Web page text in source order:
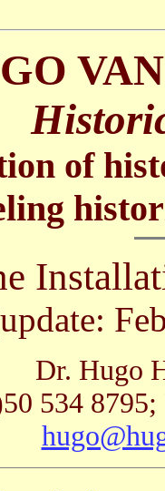
of
Dr. Hugo
534